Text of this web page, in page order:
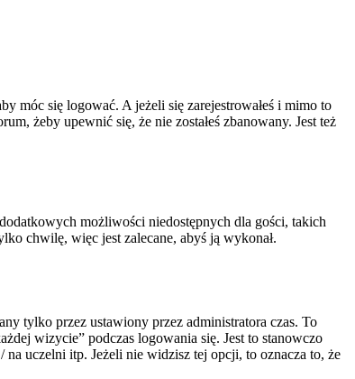
móc się logować. A jeżeli się zarejestrowałeś i mimo to
żeby upewnić się, że nie zostałeś zbanowany. Jest też
możliwości niedostępnych dla gości, takich
chwilę, więc jest zalecane, abyś ją wykonał.
tylko przez ustawiony przez administratora czas. To
wizycie” podczas logowania się. Jest to stanowczo
uczelni itp. Jeżeli nie widzisz tej opcji, to oznacza to, że